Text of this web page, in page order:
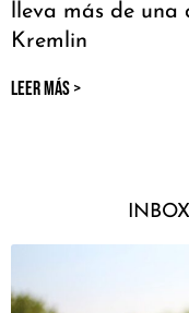
lleva más de
Kremlin
LEER MÁS >